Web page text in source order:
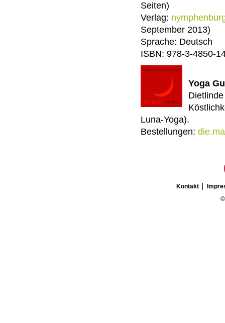
Seiten)
Verlag:
September 2013)
Sprache: Deutsch
ISBN: 978-3-4850-
Yoga
Luna-Yoga).
Bestellungen:
Kontakt
©